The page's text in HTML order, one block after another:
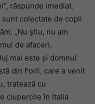
răspunde imediat.
colectate de copii
„Nu știu, nu am
de afaceri.
mai este și domnul
din Forlì, care a venit
tratează cu
ciupercile în Italia